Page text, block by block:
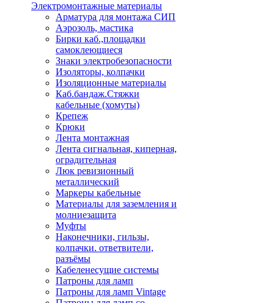
Электромонтажные материалы
Арматура для монтажа СИП
Аэрозоль, мастика
Бирки каб.,площадки
самоклеющиеся
Знаки электробезопасности
Изоляторы, колпачки
Изоляционные материалы
Каб.бандаж.Стяжки
кабельные (хомуты)
Крепеж
Крюки
Лента монтажная
Лента сигнальная, киперная,
оградительная
Люк ревизионный
металлический
Маркеры кабельные
Материалы для заземления и
молниезащита
Муфты
Наконечники, гильзы,
колпачки. ответвители,
разъёмы
Кабеленесущие системы
Патроны для ламп
Патроны для ламп Vintage